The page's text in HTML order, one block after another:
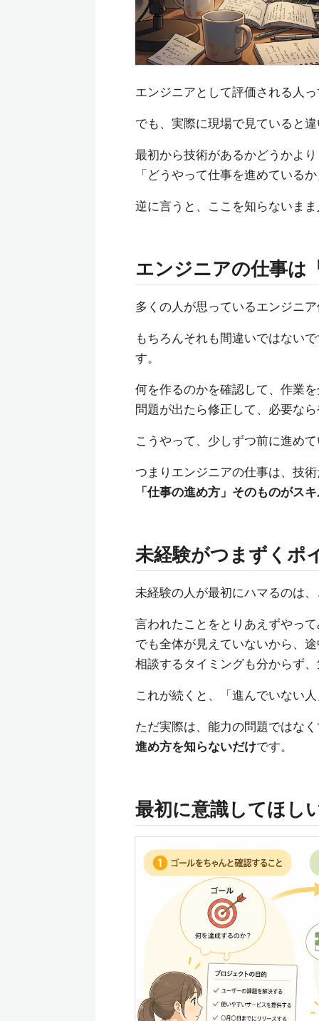
エンジニアとして評価される人
でも、実際に現場で見ていると
最初から技術があるかどうかよ
「どうやって仕事を進めている
逆に言うと、ここを知らないま
エンジニアの仕事は
多くの人が思っているエンジニ
もちろんそれも間違いではない
す。
何を作るのかを確認して、作業
問題が出たら修正して、必要な
こうやって、少しずつ前に進め
つまりエンジニアの仕事は、技
「仕事の進め方」そのものがス
未経験がつまずくポ
未経験の人が最初にハマるのは
言われたことをとりあえずやっ
でも全体が見えていないから、
相談するタイミングも分からず
これが続くと、「進んでいない
ただ実際は、能力の問題ではな
進め方を知らないだけです。
最初に意識してほし